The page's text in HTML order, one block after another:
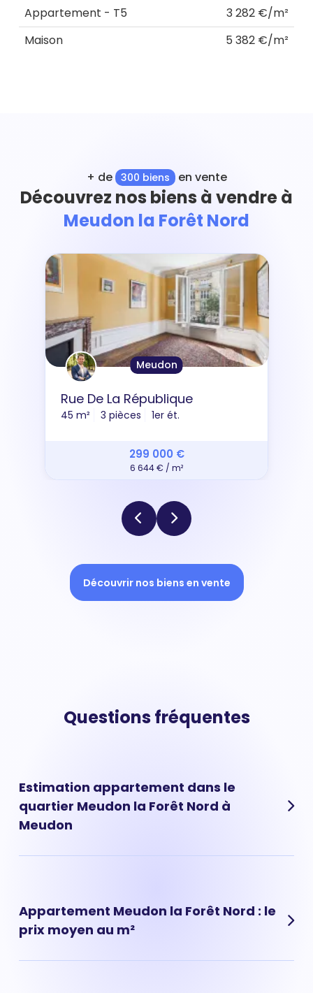
Appartement - T5
3 282 €/m²
Maison
5 382 €/m²
+ de 300 biens en vente
Découvrez nos biens à vendre à
Meudon la Forêt Nord
Meudon
Rue De La République
45 m² 3 pièces 1er ét.
299 000 €
6 644 € / m²
Découvrir nos biens en vente
Questions fréquentes
Estimation appartement dans le
quartier Meudon la Forêt Nord à
Meudon
Meudon la Forêt Nord, (Meudon). Pour savoir combien
vaut appartement vous pouvez réaliser une estimation
immobiliers.Estimer mon bien
Appartement Meudon la Forêt Nord : le
prix moyen au m²